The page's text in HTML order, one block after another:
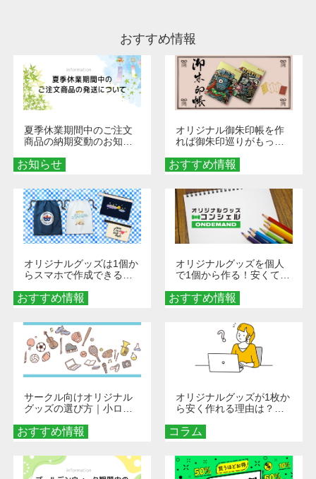
おすすめ情報
お知らせ
夏季休業期間中のご注文
商品の納期変動のお知ら
おすすめ情報
オリジナル御朱印帳を作
れば御朱印巡りがもっと
ダーメイドする魅力と選
び方
おすすめ情報
オリジナルグッズは1個か
らスマホで作成できる！
くなる巾着＆ポーチ活用
術
おすすめ情報
オリジナルグッズを個人
で1個から作る！安くて簡
秘訣
おすすめ情報
サークル向けオリジナル
グッズの選び方｜小ロッ
める秘訣
コラム
オリジナルグッズが1枚か
ら安く作れる理由は？オ
とメリットを解説